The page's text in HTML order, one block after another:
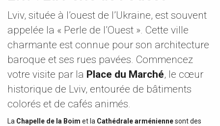
Lviv, située à l’ouest de l’Ukraine, est souvent
appelée la « Perle de l’Ouest ». Cette ville
charmante est connue pour son architecture
baroque et ses rues pavées. Commencez
votre visite par la Place du Marché, le cœur
historique de Lviv, entourée de bâtiments
colorés et de cafés animés.
La Chapelle de la Boim et la Cathédrale arméniennesont des